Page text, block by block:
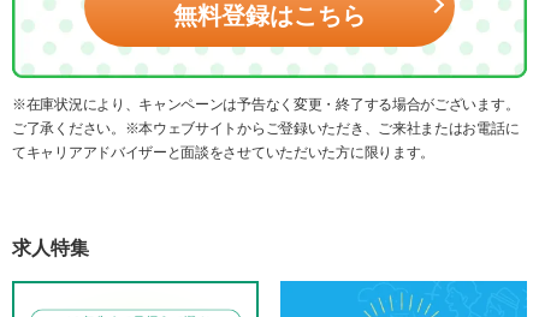
無料登録はこちら
※在庫状況により、キャンペーンは予告なく変更・終了する場合がございます。
ご了承ください。※本ウェブサイトからご登録いただき、ご来社またはお電話に
てキャリアアドバイザーと面談をさせていただいた方に限ります。
求人特集